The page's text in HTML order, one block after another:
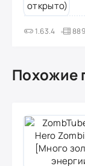
1.63.4
Похожие